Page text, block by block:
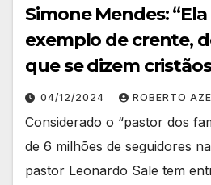
Simone Mendes:
exemplo de crente,
que se dizem
04/12/2024 ROBERTO
Considerado o “pastor dos
de 6 milhões de seguidores
pastor Leonardo Sale tem